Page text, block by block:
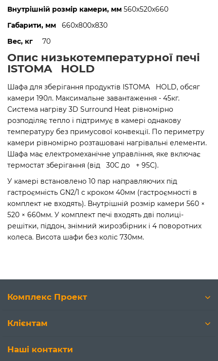
Внутрішній розмір камери, мм 560х520х660
Габарити, мм
660х800х830
Bec, кг
70
Опис низькотемпературної печі
ISTOMA HOLD
Шафа для зберігання продуктів ISTOMA HOLD, обсяг
камери 190л. Максимальне завантаження - 45кг.
Система нагріву 3D Surround Heat рівномірно
розподіляє тепло і підтримує в камері однакову
температуру без примусової конвекції. По периметру
камери рівномірно розташовані нагрівальні елементи.
Шафа має електромеханічне управління, яке включає
термостат зберігання (від 30С до + 95С).
У камері встановлено 10 пар направляючих під
гастроємність GN2/1 c кроком 40мм (гастроємності в
комплект не входять). Внутрішній розмір камери 560 ×
520 × 660мм. У комплект печі входять дві полиці-
решітки, піддон, знімний жирозбірник і 4 поворотних
колеса. Висота шафи без коліс 730мм.
Комплекс Проект
Клієнтам
Наші контакти